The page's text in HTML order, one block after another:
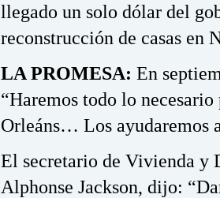
llegado un solo dólar del
reconstrucción de casas en
LA PROMESA: En
“Haremos todo lo
Orleáns… Los ayudaremos
El secretario de Vivienda y
Alphonse Jackson, dijo: